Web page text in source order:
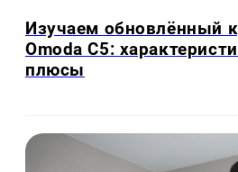
Изучаем обновлённый
Omoda C5:
плюсы